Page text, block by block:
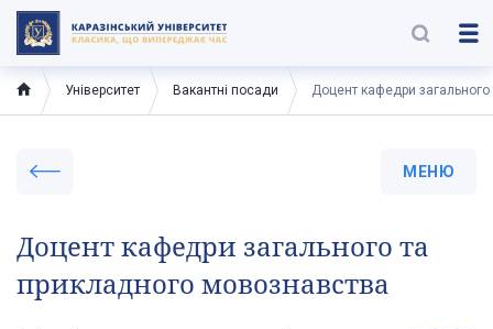
Університет Вакантні посади Доцент кафедри
МЕНЮ
Доцент кафедри загального та
прикладного мовознавства